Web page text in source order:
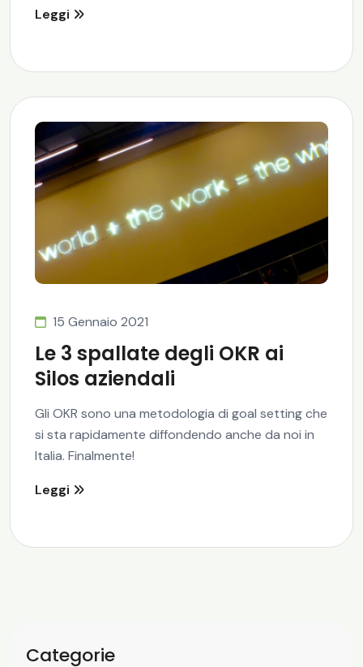
Leggi
15 Gennaio 2021
Le 3 spallate degli OKR ai
Silos aziendali
Gli OKR sono una metodologia di goal setting che
si sta rapidamente diffondendo anche da noi in
Italia. Finalmente!
Leggi
Categorie